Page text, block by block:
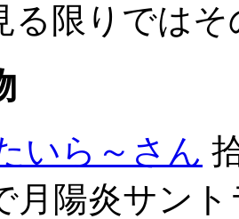
る限りでは
いら～さん
月陽炎サン